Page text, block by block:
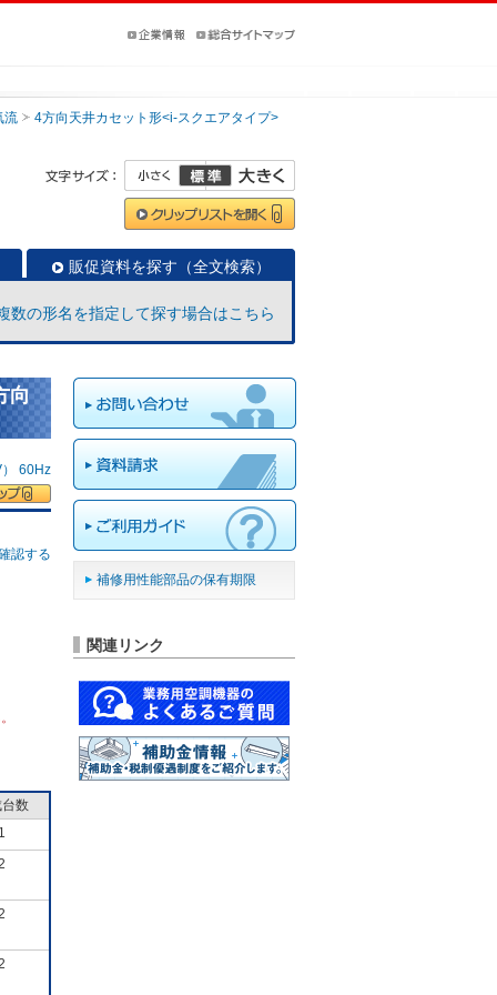
流 4方向天井カセット形<i-スクエアタイプ>
販促資料を探す（全文検索）
数の形名を指定して探す場合はこちら
向
60Hz
認する
数
補修用性能部品の保有期限
関連リンク